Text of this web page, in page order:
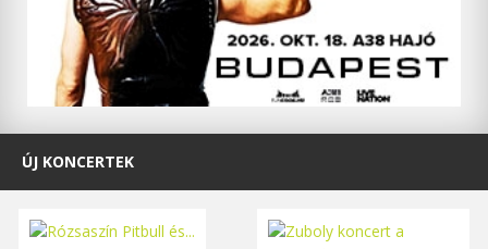
ÚJ KONCERTEK